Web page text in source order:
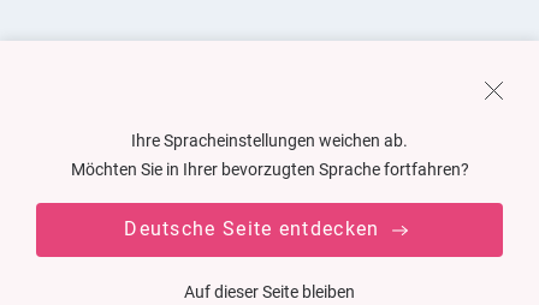
Ihre Spracheinstellungen weichen ab.
Möchten Sie in Ihrer bevorzugten Sprache fortfahren?
Deutsche Seite entdecken
Auf dieser Seite bleiben